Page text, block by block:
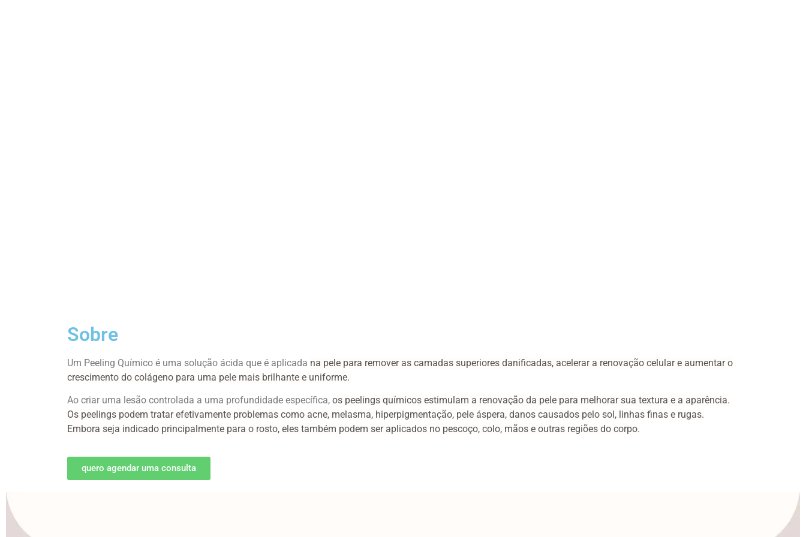
Sobre
Um Peeling Químico é uma solução ácida que é aplicada na pele para remover as camadas superiores danificadas, acelerar a renovação celular e aumentar o
crescimento do colágeno para uma pele mais brilhante e uniforme.
Ao criar uma lesão controlada a uma profundidade específica, os peelings químicos estimulam a renovação da pele para melhorar sua textura e a aparência.
Os peelings podem tratarefetivamente problemas como acne, melasma, hiperpigmentação, pele áspera, danos causados pelo sol, linhas finas e rugas.
Embora seja indicado principalmente para o rosto, eles também podem ser aplicados no pescoço, colo, mãos e outras regiões do corpo.
quero agendar uma consulta